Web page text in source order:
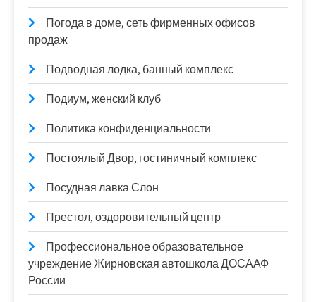
Погода в доме, сеть фирменных офисов
продаж
Подводная лодка, банный комплекс
Подиум, женский клуб
Политика конфиденциальности
Постоялый Двор, гостиничный комплекс
Посудная лавка Слон
Престол, оздоровительный центр
Профессиональное образовательное
учреждение Жирновская автошкола ДОСААФ
России